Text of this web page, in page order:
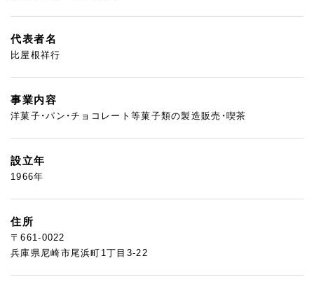
代表者名
比屋根祥行
事業内容
洋菓子・パン・チョコレート等菓子類の製造販売・喫茶
設立年
1966年
住所
〒661-0022
兵庫県尼崎市尾浜町1丁目3-22